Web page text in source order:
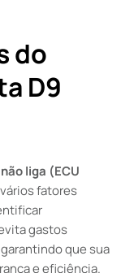
do
D9
liga (ECU
fatores
gastos
que sua
e eficiência.